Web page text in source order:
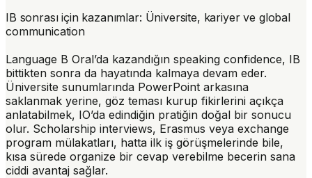
IB sonrası için kazanımlar: Üniversite, kariyer ve global
communication
Language B Oral’da kazandığın speaking confidence, IB
bittikten sonra da hayatında kalmaya devam eder.
Üniversite sunumlarında PowerPoint arkasına
saklanmak yerine, göz teması kurup fikirlerini açıkça
anlatabilmek, IO’da edindiğin pratiğin doğal bir sonucu
olur. Scholarship interviews, Erasmus veya exchange
program mülakatları, hatta ilk iş görüşmelerinde bile,
kısa sürede organize bir cevap verebilme becerin sana
ciddi avantaj sağlar.